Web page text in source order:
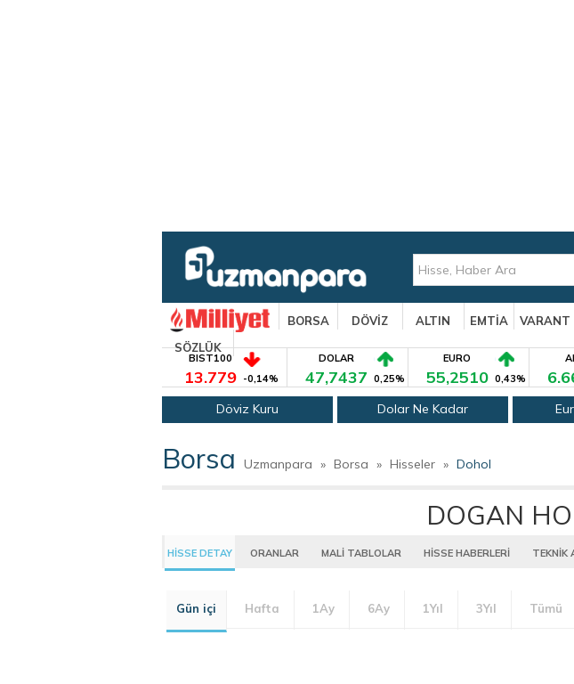
BORSA DÖVİZ ALTIN EMTİA VARANT
SÖZLÜK
BIST100
13.779 -0,14%
DOLAR
47,7437 0,25%
EURO
55,2510 0,43%
Döviz Kuru Dolar Ne Kadar
Borsa Uzmanpara » Borsa » Hisseler » Dohol
DOGAN
HİSSE DETAY ORANLAR MALİ TABLOLAR HİSSE HABERLERİ TEKNİK
Gün içi Hafta 1Ay 6Ay 1Yıl 3Yıl Tümü